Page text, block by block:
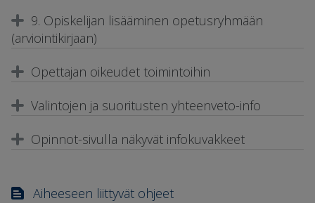
9. Opiskelijan lisääminen opetusryhmään
(arviointikirjaan)
Opettajan oikeudet toimintoihin
Valintojen ja suoritusten yhteenveto-info
Opinnot-sivulla näkyvät infokuvakkeet
Aiheeseen liittyvät ohjeet